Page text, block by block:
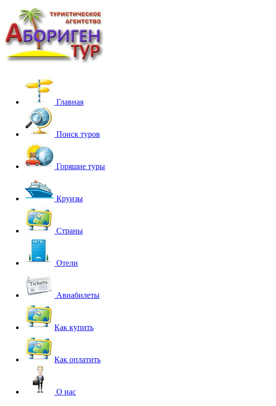
Главная
Поиск туров
Горящие туры
Круизы
Страны
Отели
Авиабилеты
Как купить
Как оплатить
О нас